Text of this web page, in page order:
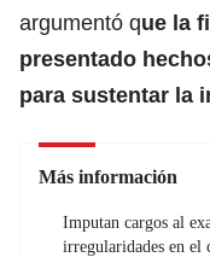
argumentó que la
presentado
para sustentar la
Más información
Imputan cargos al
irregularidades en el